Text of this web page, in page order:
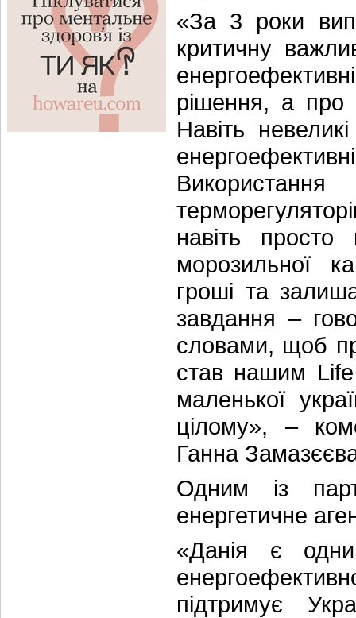
«За 3 роки
критичну
рішення, а про
Навіть
навіть
морозильної
гроші та
завдання –
словами, щоб
став нашим Life
маленької
цілому», –
Ганна
Одним із
енергетичне
«Данія є
підтримує